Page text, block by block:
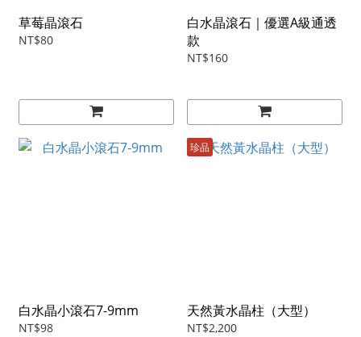
草莓晶滾石
NT$80
白水晶滾石｜優選A級通透
款
NT$160
白水晶小滾石7-9mm
NT$98
珍品
天然黃水晶柱（大型）
NT$2,200